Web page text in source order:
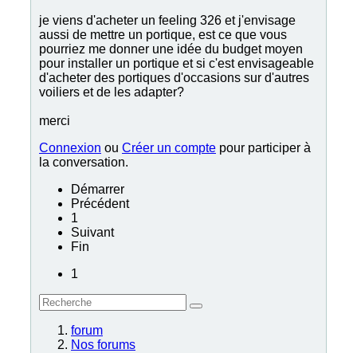
je viens d'acheter un feeling 326 et j'envisage
aussi de mettre un portique, est ce que vous
pourriez me donner une idée du budget moyen
pour installer un portique et si c'est envisageable
d'acheter des portiques d'occasions sur d'autres
voiliers et de les adapter?
merci
Connexion ou Créer un compte pour participer à
la conversation.
Démarrer
Précédent
1
Suivant
Fin
1
forum
Nos forums